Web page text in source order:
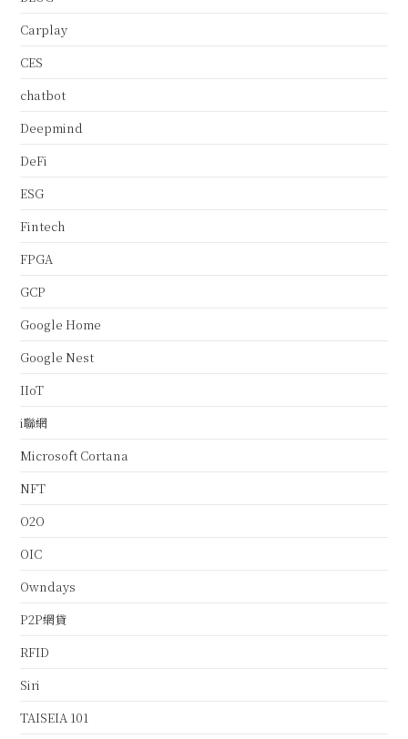
Carplay
CES
chatbot
Deepmind
DeFi
ESG
Fintech
FPGA
GCP
Google Home
Google Nest
IIoT
i聯網
Microsoft Cortana
NFT
O2O
OIC
Owndays
P2P網貸
RFID
Siri
TAISEIA 101